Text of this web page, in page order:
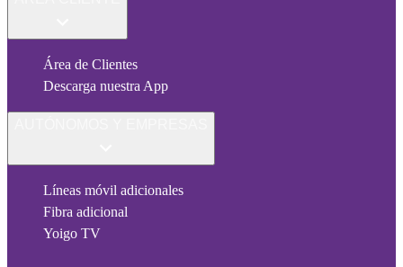
Área de Clientes
Descarga nuestra App
Líneas móvil adicionales
Fibra adicional
Yoigo TV